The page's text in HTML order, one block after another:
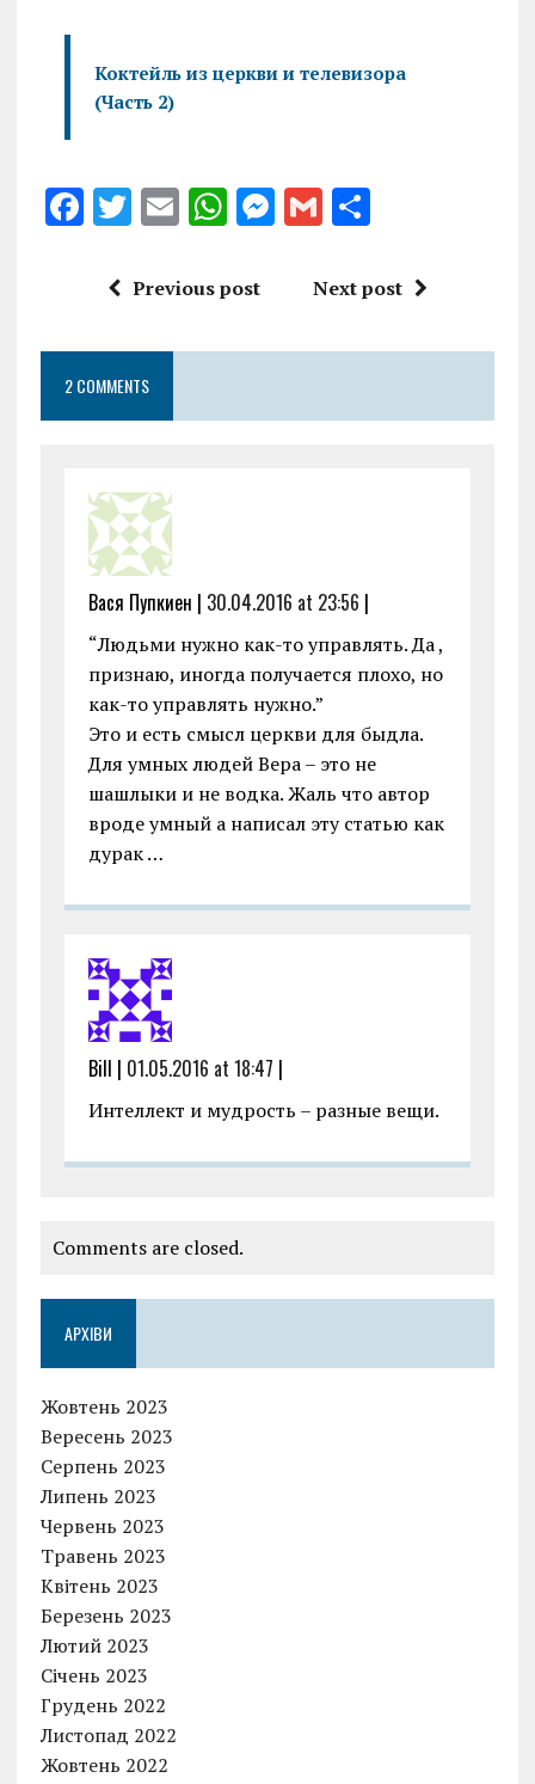
Коктейль из церкви и телевизора
(Часть 2)
F
ce
o
o
k
T
it
r
E
ai
W
at
A
p
M
g
G
ai
S
a
Previous post Next post
2 COMMENTS
Вася Пупкиен | 30.04.2016 at 23:56 |
“Людьми нужно как-то управлять. Да ,
признаю, иногда получается плохо, но
как-то управлять нужно.”
Это и есть смысл церкви для быдла.
Для умных людей Вера – это не
шашлыки и не водка. Жаль что автор
вроде умный а написал эту статью как
дурак …
Bill | 01.05.2016 at 18:47 |
Интеллект и мудрость – разные вещи.
Comments are closed.
АРХІВИ
Жовтень 2023
Вересень 2023
Серпень 2023
Липень 2023
Червень 2023
Травень 2023
Квітень 2023
Березень 2023
Лютий 2023
Січень 2023
Грудень 2022
Листопад 2022
Жовтень 2022